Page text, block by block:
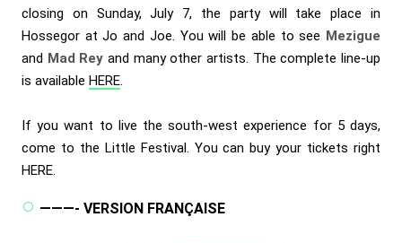
closing on Sunday, July 7, the party will take place in
Hossegor at Jo and Joe. You will be able to see Mezigue
and Mad Rey and many other artists. The complete line-up
is available HERE
If you want to live the south-west experience for 5 days,
come to the Little Festival. You can buy your tickets right
HERE.
———- VERSION FRANÇAISE